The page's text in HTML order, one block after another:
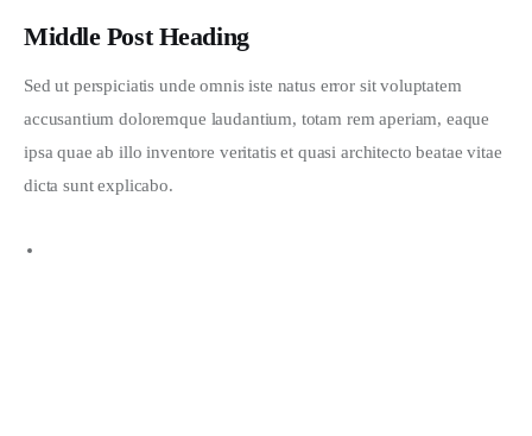
Middle Post Heading
Sed ut perspiciatis unde omnis iste natus error sit voluptatem
accusantium doloremque laudantium, totam rem aperiam, eaque
ipsa quae ab illo inventore veritatis et quasi architecto beatae vitae
dicta sunt explicabo.